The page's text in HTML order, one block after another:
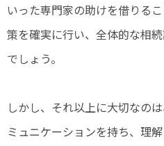
いった専門家の助けを借りる
策を確実に行い、全体的な相
でしょう。
しかし、それ以上に大切なの
ミュニケーションを持ち、理